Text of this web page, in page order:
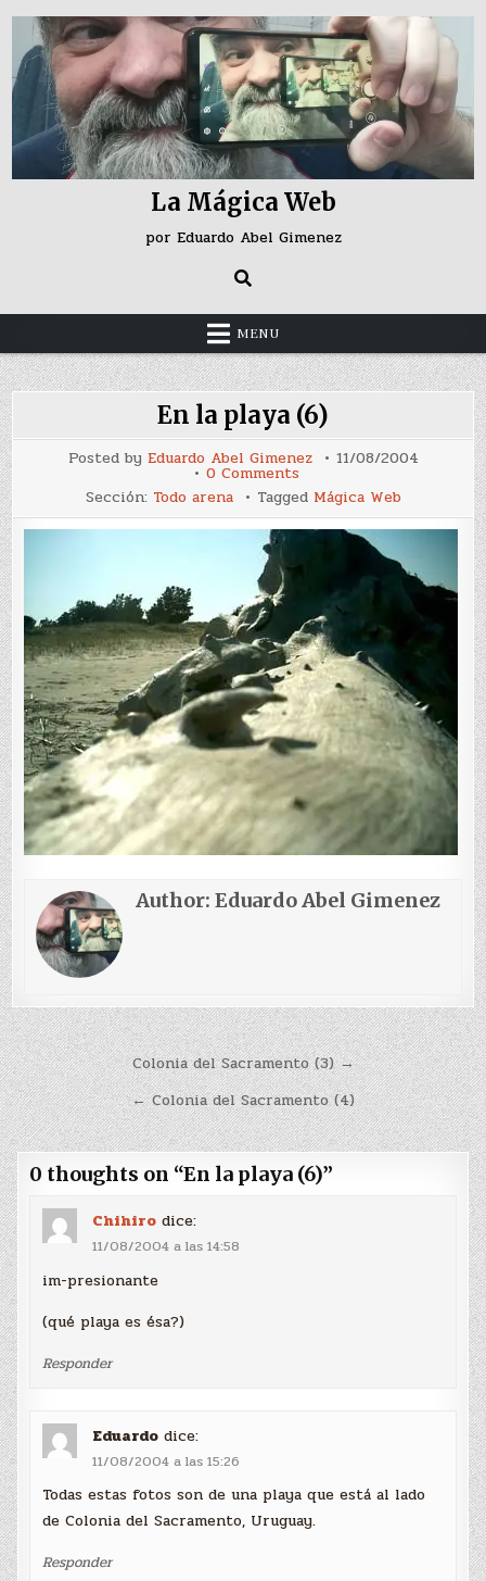
Skip
content
La Mágica Web
por Eduardo Abel Gimenez
MENU
En la playa (6)
Posted by Eduardo Abel Gimenez 11/08/2004
0 Commentson
En
la
playa
(6)
Sección: Todo arena Tagged Mágica Web
Author:Eduardo Abel Gimenez
Navegación
de
entradas
Colonia del Sacramento (3) →
← Colonia del Sacramento (4)
0 thoughts on “En la playa (6)”
Chihiro dice:
11/08/2004 a las 14:58
im-presionante
(qué playa es ésa?)
Responder
Eduardo dice:
11/08/2004 a las 15:26
Todas estas fotos son de una playa que está al lado
de Colonia del Sacramento, Uruguay.
Responder